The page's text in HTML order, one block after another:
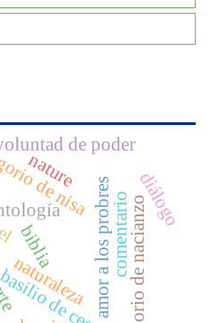
biblia
de nisa
gregorio de nacianzo
amor a los probres
de poder
diálogo
comentario
naturaleza
nature